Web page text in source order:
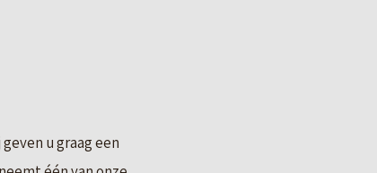
u graag een